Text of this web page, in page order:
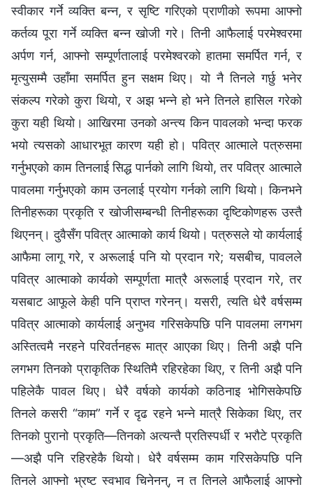
स्वीकार गर्ने व्यक्ति बन्‍न, र सृष्टि गरिएको प्राणीको रूपमा आफ्‍नो
कर्तव्य पूरा गर्ने व्यक्ति बन्‍न खोजी गरे। तिनी आफैलाई परमेश्‍वरमा
अर्पण गर्न, आफ्‍नो सम्पूर्णतालाई परमेश्‍वरको हातमा समर्पित गर्न, र
मृत्युसम्‍मै उहाँमा समर्पित हुन सक्षम थिए। यो नै तिनले गर्छु भनेर
संकल्‍प गरेको कुरा थियो, र अझ भन्‍ने हो भने तिनले हासिल गरेको
कुरा यही थियो। आखिरमा उनको अन्त्य किन पावलको भन्दा फरक
भयो त्यसको आधारभूत कारण यही हो। पवित्र आत्‍माले पत्रुसमा
गर्नुभएको काम तिनलाई सिद्ध पार्नको लागि थियो, तर पवित्र आत्‍माले
पावलमा गर्नुभएको काम उनलाई प्रयोग गर्नको लागि थियो। किनभने
तिनीहरूका प्रकृति र खोजीसम्‍बन्धी तिनीहरूका दृष्टिकोणहरू उस्तै
थिएनन्। दुवैसँग पवित्र आत्‍माको कार्य थियो। पत्रुसले यो कार्यलाई
आफैमा लागू गरे, र अरूलाई पनि यो प्रदान गरे; यसबीच, पावलले
पवित्र आत्माको कार्यको सम्पूर्णता मात्रै अरूलाई प्रदान गरे, तर
यसबाट आफूले केही पनि प्राप्त गरेनन्। यसरी, त्यति धेरै वर्षसम्‍म
पवित्र आत्माको कार्यलाई अनुभव गरिसकेपछि पनि पावलमा लगभग
अस्तित्वमै नरहने परिवर्तनहरू मात्र आएका थिए। तिनी अझै पनि
लगभग तिनको प्राकृतिक स्थितिमै रहिरहेका थिए, र तिनी अझै पनि
पहिलेकै पावल थिए। धेरै वर्षको कार्यको कठिनाइ भोगिसकेपछि
तिनले कसरी “काम” गर्ने र दृढ रहने भन्‍ने मात्रै सिकेका थिए, तर
तिनको पुरानो प्रकृति—तिनको अत्यन्तै प्रतिस्पर्धी र भरौटे प्रकृति
—अझै पनि रहिरहेकै थियो। धेरै वर्षसम्‍म काम गरिसकेपछि पनि
तिनले आफ्‍नो भ्रष्ट स्वभाव चिनेनन्, न त तिनले आफैलाई आफ्‍नो